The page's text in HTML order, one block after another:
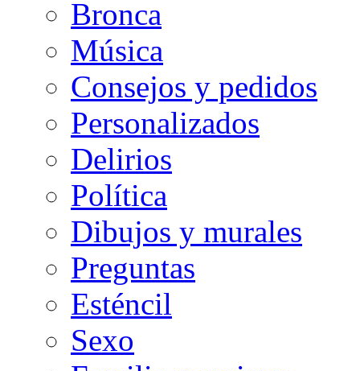
Bronca
Música
Consejos y pedidos
Personalizados
Delirios
Política
Dibujos y murales
Preguntas
Esténcil
Sexo